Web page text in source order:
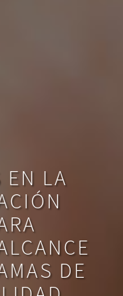
EN LA
DE